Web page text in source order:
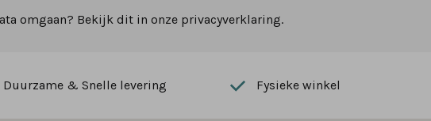
omgaan? Bekijk dit in onze privacyverklaring.
Duurzame & Snelle levering Fysieke winkel